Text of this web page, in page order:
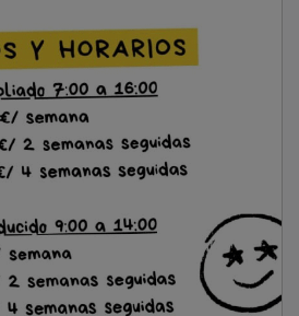
“Aquí contamos con una
mucha confianza y que tiene
la organización de eventos
llamamiento al público
de Gimnasia Rítmica,
y del Ayuntamiento y aseguró
consolidado como una de las
de toda España.